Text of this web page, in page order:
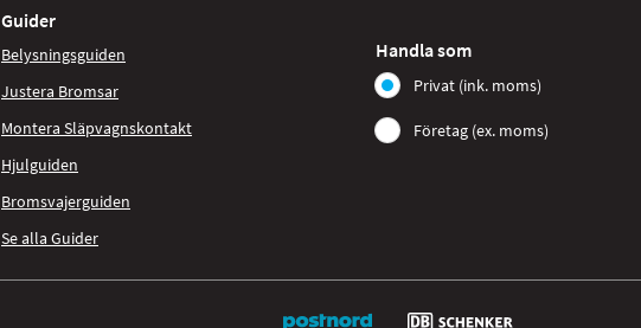
Guider
Belysningsguiden
Justera Bromsar
Montera Släpvagnskontakt
Hjulguiden
Bromsvajerguiden
Se alla Guider
Handla som
Privat (ink. moms)
Företag (ex. moms)